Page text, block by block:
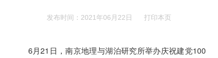
发布时间：2021年06月22日 打印本页
6月21 日，南京地理与湖泊研究所举办庆祝建党100